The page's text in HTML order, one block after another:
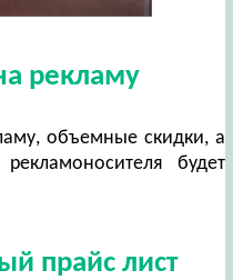
рекламу
объемные скидки, а
будет
прайс лист